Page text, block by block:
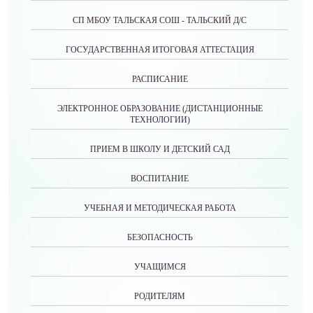
СП МБОУ ТАЛЬСКАЯ СОШ - ТАЛЬСКИЙ Д/С
ГОСУДАРСТВЕННАЯ ИТОГОВАЯ АТТЕСТАЦИЯ
РАСПИСАНИЕ
ЭЛЕКТРОННОЕ ОБРАЗОВАНИЕ (ДИСТАНЦИОННЫЕ
ТЕХНОЛОГИИ)
ПРИЕМ В ШКОЛУ И ДЕТСКИЙ САД
ВОСПИТАНИЕ
УЧЕБНАЯ И МЕТОДИЧЕСКАЯ РАБОТА
БЕЗОПАСНОСТЬ
УЧАЩИМСЯ
РОДИТЕЛЯМ